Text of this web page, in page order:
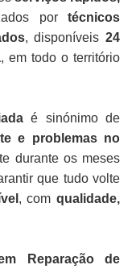
por técnicos
, disponíveis24
, em todo o território
é sinónimo de
e problemas no
durante os meses
que tudo volte
, comqualidade,
Reparação de